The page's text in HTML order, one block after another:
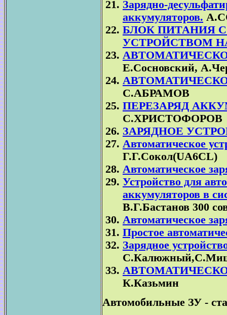
Зарядно-
аккумуляторов.
БЛОК ПИТАНИЯ
УСТРОЙСТВОМ
Е.Сосновский,
С.АБРАМОВ
ПЕРЕЗАРЯД
С.ХРИСТОФОРОВ
ЗАРЯДНОЕ
Автоматическое
Г.Г.Сокол(UA6CL)
Автоматическое
Устройство для
аккумуляторов в
В.Г.Бастанов 300
Автоматическое
Простое
Зарядное
К.Казьмин
Автомобильные ЗУ -